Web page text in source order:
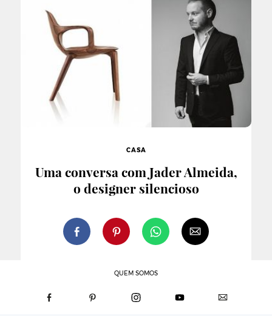
CASA
Uma conversa com Jader Almeida,
o designer silencioso
QUEM SOMOS